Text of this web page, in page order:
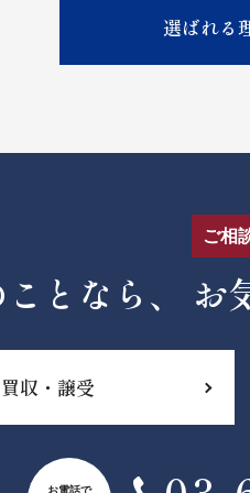
選ばれる
ご相
となら、 お
買収・譲受
お電話で